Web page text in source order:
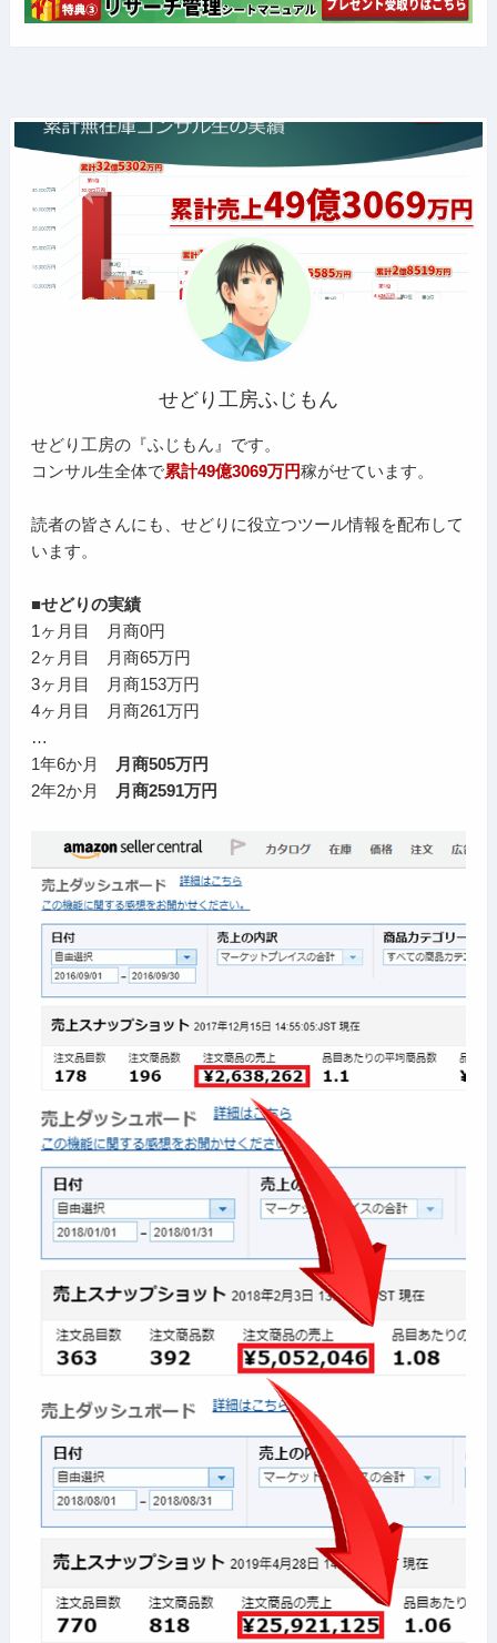
せどり工房ふじもん
せどり工房の『ふじもん』です。
コンサル生全体で累計49億3069万円稼がせています。
読者の皆さんにも、せどりに役立つツール情報を配布して
います。
■せどりの実績
1ヶ月目 月商0円
2ヶ月目 月商65万円
3ヶ月目 月商153万円
4ヶ月目 月商261万円
…
1年6か月
月商505万円
2年2か月
月商2591万円